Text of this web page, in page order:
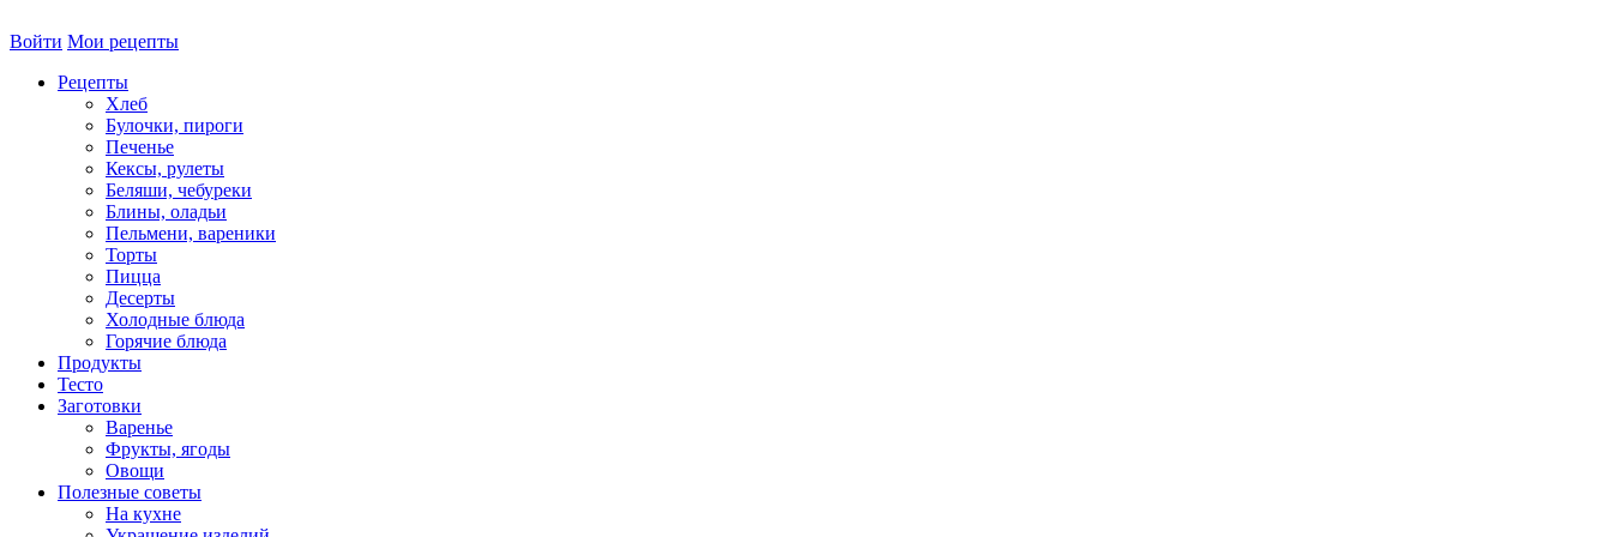
Войти Мои рецепты
Рецепты
Хлеб
Булочки, пироги
Печенье
Кексы, рулеты
Беляши, чебуреки
Блины, оладьи
Пельмени, вареники
Торты
Пицца
Десерты
Холодные блюда
Горячие блюда
Продукты
Тесто
Заготовки
Варенье
Фрукты, ягоды
Овощи
Полезные советы
На кухне